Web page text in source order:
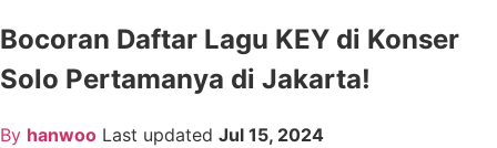
Bocoran Daftar Lagu KEY di Konser
Solo Pertamanya di Jakarta!
By hanwoo Last updated Jul 15, 2024